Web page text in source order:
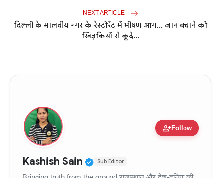
NEXT ARTICLE
दिल्ली के मालवीय नगर के रेस्टोरेंट में भीषण आग... जान बचाने को
खिड़कियों से कूदे...
person_addFollow
Kashish Sain Verified Public Figure •
Sub Editor